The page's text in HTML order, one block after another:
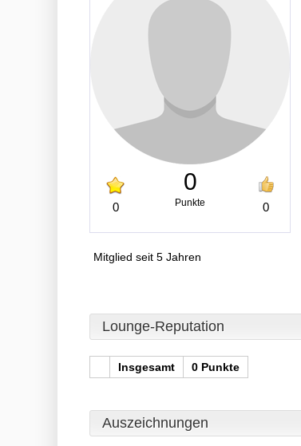
0
0
Punkte 0
Mitglied seit 5 Jahren
Lounge-Reputation
Insgesamt 0 Punkte
Auszeichnungen